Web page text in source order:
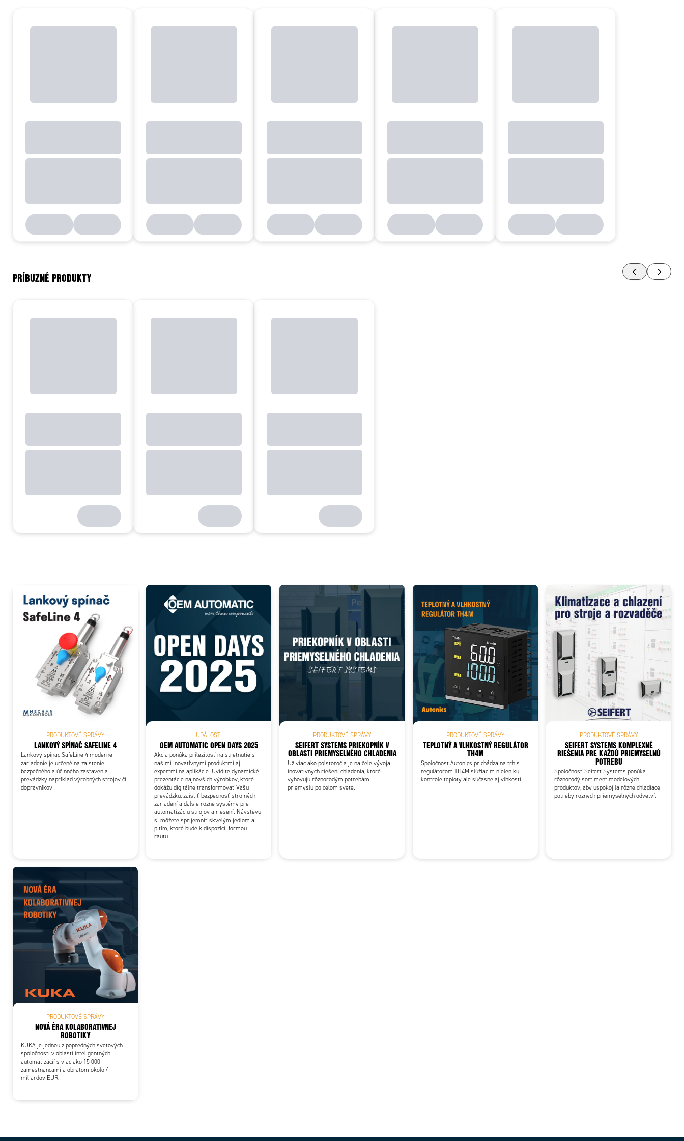
PRÍBUZNÉ PRODUKTY
Add to existing cart row
PRODUKTOVÉ SPRÁVY
LANKOVÝ SPÍNAČ SAFELINE 4
Lankový spínač SafeLine 4 moderné
zariadenie je určené na zaistenie
bezpečného a účinného zastavenia
prevádzky napríklad výrobných strojov či
dopravníkov
UDÁLOSTI
OEM AUTOMATIC OPEN DAYS 2025
Akcia ponúka príležitosť na stretnutie s
našimi inovatívnymi produktmi aj
expertmi na aplikácie. Uvidíte dynamické
prezentácie najnovších výrobkov, ktoré
dokážu digitálne transformovať Vašu
prevádzku, zaistiť bezpečnosť strojných
zariadení a ďalšie rôzne systémy pre
automatizáciu strojov a riešení. Návštevu
si môžete spríjemniť skvelým jedlom a
pitím, ktoré bude k dispozícii formou
rautu.
PRODUKTOVÉ SPRÁVY
SEIFERT SYSTEMS PRIEKOPNÍK V
OBLASTI PRIEMYSELNÉHO CHLADENIA
Už viac ako polstoročia je na čele vývoja
inovatívnych riešení chladenia, ktoré
vyhovujú rôznorodým potrebám
priemyslu po celom svete.
PRODUKTOVÉ SPRÁVY
TEPLOTNÝ A VLHKOSTNÝ REGULÁTOR
TH4M
Spoločnost Autonics prichádza na trh s
regulátorom TH4M slúžiacim nielen ku
kontrole teploty ale súčasne aj vlhkosti.
PRODUKTOVÉ SPRÁVY
SEIFERT SYSTEMS KOMPLEXNÉ
RIEŠENIA PRE KAŽDÚ PRIEMYSELNÚ
POTREBU
Spoločnosť Seifert Systems ponúka
rôznorodý sortiment modelových
produktov, aby uspokojila rôzne chladiace
potreby rôznych priemyselných odvetví.
PRODUKTOVÉ SPRÁVY
NOVÁ ÉRA KOLABORATIVNEJ
ROBOTIKY
KUKA je jednou z popredných svetových
spoločností v oblasti inteligentných
automatizácií s viac ako 15 000
zamestnancami a obratom okolo 4
miliardov EUR.